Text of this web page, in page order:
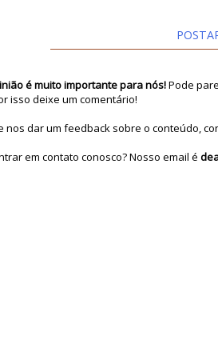
é muito importante para nós!Pode
isso deixe um comentário!
nos dar um feedback sobre o conteúdo,
em contato conosco? Nosso email é